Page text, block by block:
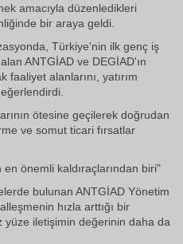
amacıyla düzenledikleri
bir araya geldi.
Türkiye'nin ilk genç iş
ANTGİAD ve DEGİAD'ın
alanlarını, yatırım
ötesine geçilerek doğrudan
ve somut ticari fırsatlar
önemli kaldıraçlarından biri"
bulunan ANTGİAD Yönetim
hızla arttığı bir
iletişimin değerinin daha da